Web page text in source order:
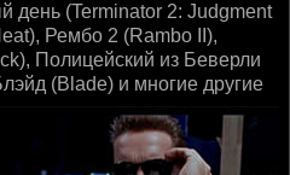
день (Terminator 2: Judgment
Рембо 2 (Rambo II),
Полицейский из Беверли
(Blade) и многие другие